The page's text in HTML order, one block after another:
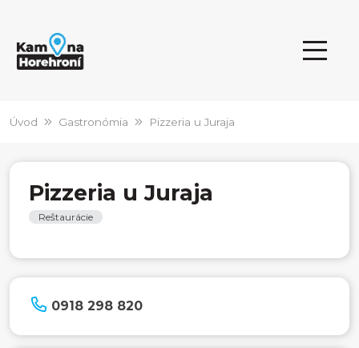
Úvod Gastronómia Pizzeria u Juraja
0918 298 820
Pizzeria u Juraja
Reštaurácie